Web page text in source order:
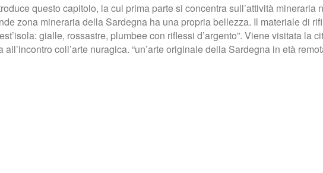
questo capitolo, la cui prima parte si concentra sull’attività mineraria
zona mineraria della Sardegna ha una propria bellezza. Il materiale di
gialle, rossastre, plumbee con riflessi d’argento”. Viene visitata la
coll’arte nuragica. “un’arte originale della Sardegna in età